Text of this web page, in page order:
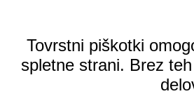
Tovrstni piškotki
spletne strani. Brez